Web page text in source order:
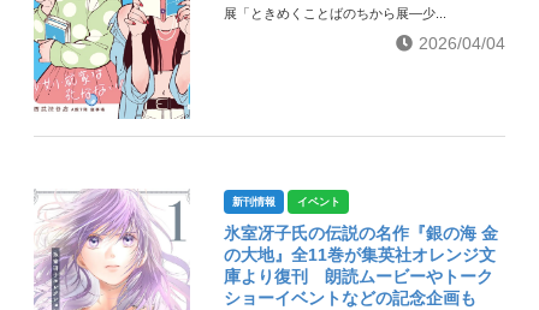
展「ときめくことばのちから展―少...
2026/04/04
新刊情報 イベント
氷室冴子氏の伝説の名作『銀の海 金
の大地』全11巻が集英社オレンジ文
庫より復刊 朗読ムービーやトーク
ショーイベントなどの記念企画も